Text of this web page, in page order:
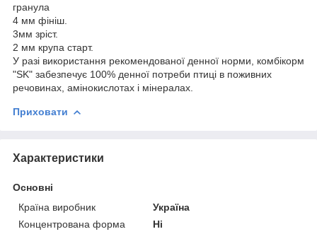
гранула
4 мм фініш.
3мм зріст.
2 мм крупа старт.
У разі використання рекомендованої денної норми, комбікорм
"SK" забезпечує 100% денної потреби птиці в поживних
речовинах, амінокислотах і мінералах.
Приховати
Характеристики
Основні
Країна виробник
Україна
Концентрована форма
Ні